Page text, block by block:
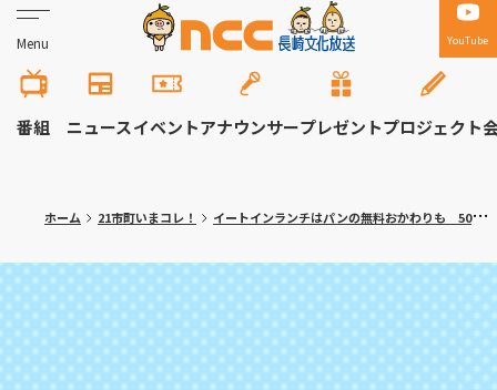
Menu YouTube
番組 ニュースイベントアナウンサープレゼントプロジェクト
ホーム 21市町いまコレ！ イートインランチはパンの無料おかわりも 50種類のパンが並ぶ人気ベーカリー 長崎市「カフェ ルヴォン」